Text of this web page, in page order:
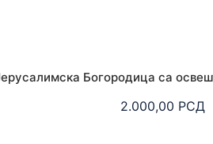
Богородица са
2.000,00 РСД